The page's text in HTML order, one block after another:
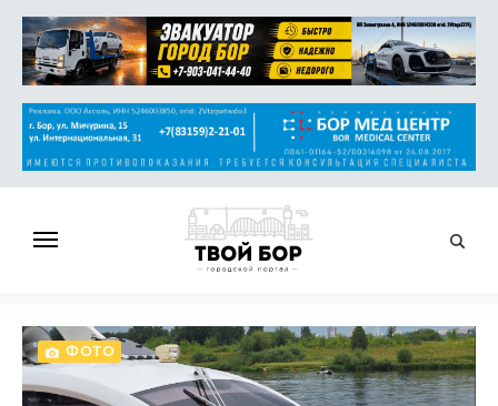
НОВОСТИ
СПРАВОЧНИК
ФОТО